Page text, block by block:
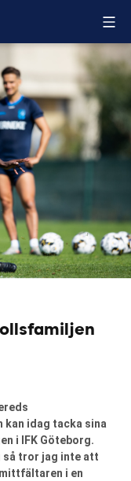
kan idag tacka sina
i IFK Göteborg.
så tror jag inte att
i en